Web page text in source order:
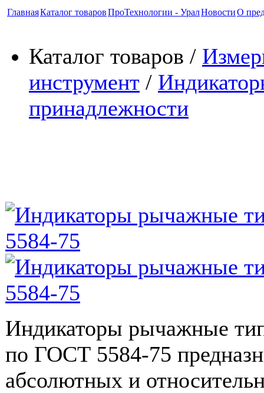
ГлавнаяКаталог товаровПроТехнологии - УралНовостиО
Каталог товаров /
инструмент /
принадлежности
Индикаторы рычажные
по ГОСТ 5584-75
абсолютных и